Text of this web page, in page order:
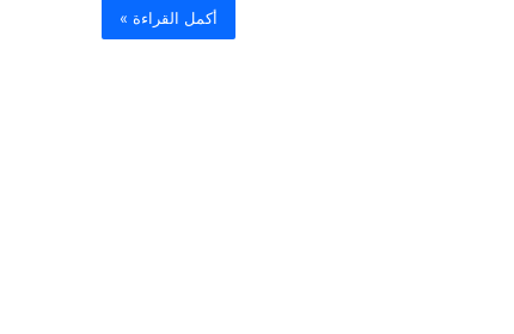
أكمل القراءة »